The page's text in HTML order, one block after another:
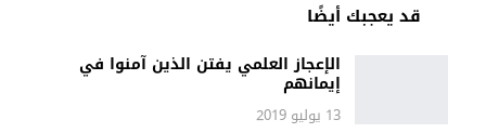
قد يعجبك أيضًا
الإعجاز العلمي يفتن الذين آمنوا في
إيمانهم
13 يوليو 2019